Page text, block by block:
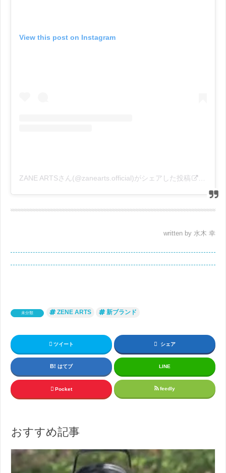
View this post on Instagram
ZANE ARTSさん(@zanearts.official)がシェアした投稿 –
written by 水木 幸
未分類 ZENE ARTS 新ブランド
ツイート シェア
はてブ LINE
Pocket feedly
おすすめ記事